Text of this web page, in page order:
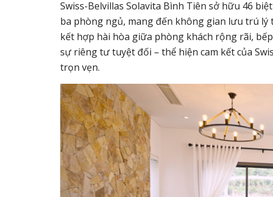
Swiss-Belvillas Solavita Bình Tiên sở hữu 46
ba phòng ngủ, mang đến không gian lưu trú
kết hợp hài hòa giữa phòng khách rộng rãi,
sự riêng tư tuyệt đối – thể hiện cam kết của
trọn vẹn.